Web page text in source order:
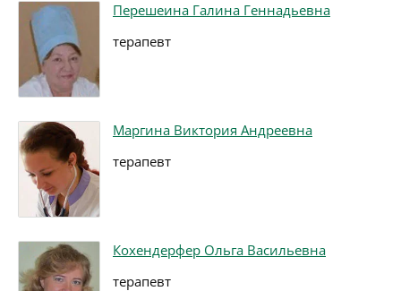
Перешеина Галина Геннадьевна
терапевт
Маргина Виктория Андреевна
терапевт
Кохендерфер Ольга Васильевна
терапевт